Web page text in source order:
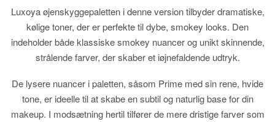
Luxoya øjenskyggepaletten i denne version tilbyder dramatiske,
kølige toner, der er perfekte til dybe, smokey looks. Den
indeholder både klassiske smokey nuancer og unikt skinnende,
strålende farver, der skaber et iøjnefaldende udtryk.
De lysere nuancer i paletten, såsom Prime med sin rene, hvide
tone, er ideelle til at skabe en subtil og naturlig base for din
makeup. I modsætning hertil tilfører de mere dristige farver som